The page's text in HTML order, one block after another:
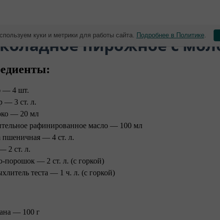
пирожное с
— 4 шт.
— 3 ст. л.
— 20 мл
рафинированное масло — 100 мл
пшеничная — 4 ст. л.
2 ст. л.
порошок — 2 ст. л. (с горкой)
теста — 1 ч. л. (с горкой)
— 100 г
куки и метрики для работы сайта. Подробнее в Политике.